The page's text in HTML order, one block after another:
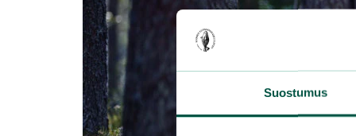
Suostumus